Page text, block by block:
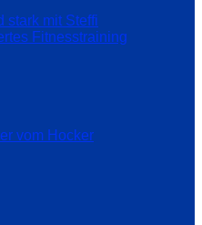
stark mit Steffi
Fitnesstraining
vom Hocker